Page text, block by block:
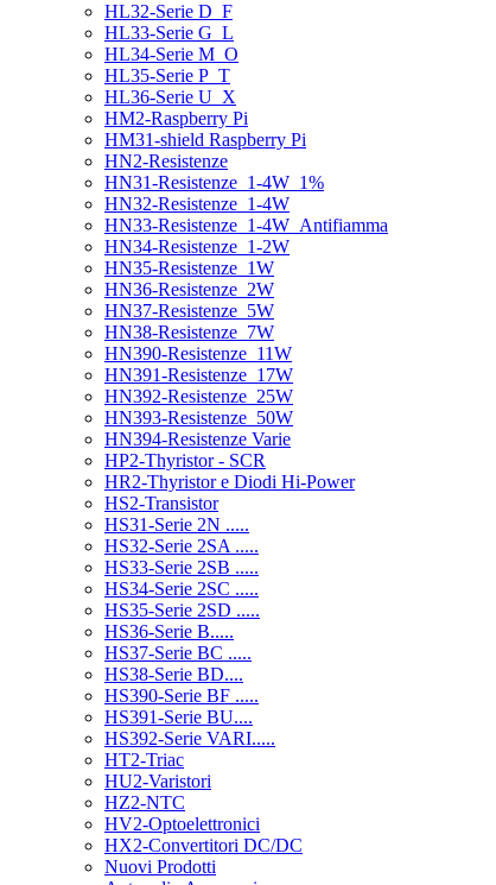
HL32-Serie D_F
HL33-Serie G_L
HL34-Serie M_O
HL35-Serie P_T
HL36-Serie U_X
HM2-Raspberry Pi
HM31-shield Raspberry Pi
HN2-Resistenze
HN31-Resistenze_1-4W_1%
HN32-Resistenze_1-4W
HN33-Resistenze_1-4W_Antifiamma
HN34-Resistenze_1-2W
HN35-Resistenze_1W
HN36-Resistenze_2W
HN37-Resistenze_5W
HN38-Resistenze_7W
HN390-Resistenze_11W
HN391-Resistenze_17W
HN392-Resistenze_25W
HN393-Resistenze_50W
HN394-Resistenze Varie
HP2-Thyristor - SCR
HR2-Thyristor e Diodi Hi-Power
HS2-Transistor
HS31-Serie 2N .....
HS32-Serie 2SA .....
HS33-Serie 2SB .....
HS34-Serie 2SC .....
HS35-Serie 2SD .....
HS36-Serie B.....
HS37-Serie BC .....
HS38-Serie BD....
HS390-Serie BF .....
HS391-Serie BU....
HS392-Serie VARI.....
HT2-Triac
HU2-Varistori
HZ2-NTC
HV2-Optoelettronici
HX2-Convertitori DC/DC
Nuovi Prodotti